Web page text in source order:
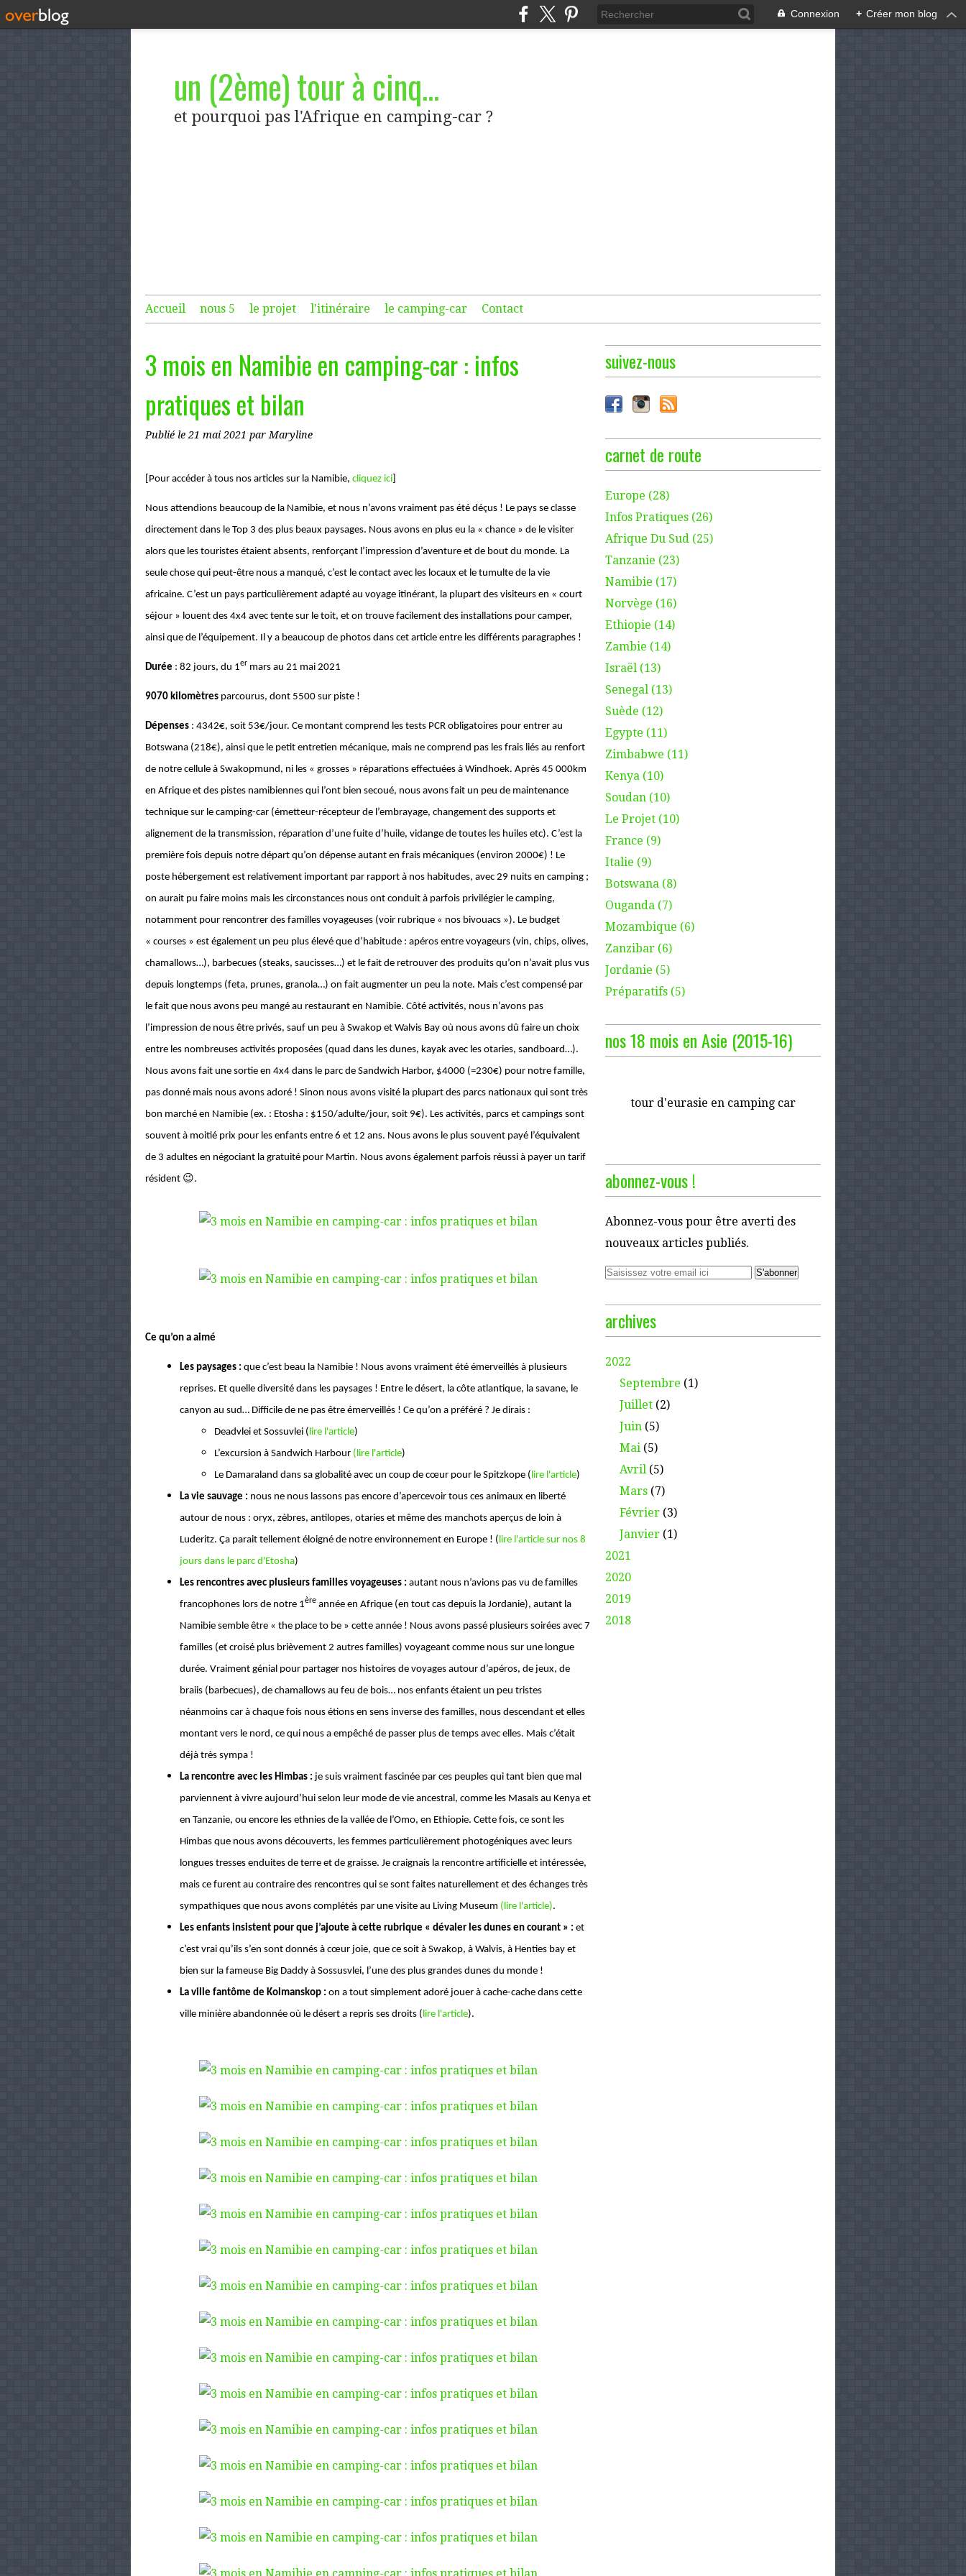
Connexion + Créer mon blog
un (2ème) tour à cinq...
et pourquoi pas l'Afrique en camping-car ?
Accueil nous 5 le projet l'itinéraire le camping-car Contact
3 mois en Namibie en camping-car : infos
pratiques et bilan
Publié le 21 mai 2021 par Maryline
[Pour accéder à tous nos articles sur la Namibie, cliquez ici
Nous attendions beaucoup de la Namibie, et nous n’avons vraiment pas été déçus ! Le pays se classe
directement dans le Top 3 des plus beaux paysages. Nous avons en plus eu la « chance » de le visiter
alors que les touristes étaient absents, renforçant l’impression d’aventure et de bout du monde. La
seule chose qui peut-être nous a manqué, c’est le contact avec les locaux et le tumulte de la vie
africaine. C’est un pays particulièrement adapté au voyage itinérant, la plupart des visiteurs en « court
séjour » louent des 4x4 avec tente sur le toit, et on trouve facilement des installations pour camper,
ainsi que de l’équipement. Il y a beaucoup de photos dans cet article entre les différents paragraphes !
Durée : 82 jours, du 1er mars au 21 mai 2021
9070 kilomètres parcourus, dont 5500 sur piste !
Dépenses : 4342€, soit 53€/jour. Ce montant comprend les tests PCR obligatoires pour entrer au
Botswana (218€), ainsi que le petit entretien mécanique, mais ne comprend pas les frais liés au renfort
de notre cellule à Swakopmund, ni les « grosses » réparations effectuées à Windhoek. Après 45 000km
en Afrique et des pistes namibiennes qui l’ont bien secoué, nous avons fait un peu de maintenance
technique sur le camping-car (émetteur-récepteur de l’embrayage, changement des supports et
alignement de la transmission, réparation d’une fuite d’huile, vidange de toutes les huiles etc). C’est la
première fois depuis notre départ qu’on dépense autant en frais mécaniques (environ 2000€) ! Le
poste hébergement est relativement important par rapport à nos habitudes, avec 29 nuits en camping ;
on aurait pu faire moins mais les circonstances nous ont conduit à parfois privilégier le camping,
notamment pour rencontrer des familles voyageuses (voir rubrique « nos bivouacs »). Le budget
« courses » est également un peu plus élevé que d’habitude : apéros entre voyageurs (vin, chips, olives,
chamallows…), barbecues (steaks, saucisses…) et le fait de retrouver des produits qu’on n’avait plus vus
depuis longtemps (feta, prunes, granola…) on fait augmenter un peu la note. Mais c’est compensé par
le fait que nous avons peu mangé au restaurant en Namibie. Côté activités, nous n’avons pas
l’impression de nous être privés, sauf un peu à Swakop et Walvis Bay où nous avons dû faire un choix
entre les nombreuses activités proposées (quad dans les dunes, kayak avec les otaries, sandboard…).
Nous avons fait une sortie en 4x4 dans le parc de Sandwich Harbor, $4000 (=230€) pour notre famille,
pas donné mais nous avons adoré ! Sinon nous avons visité la plupart des parcs nationaux qui sont très
bon marché en Namibie (ex. : Etosha : $150/adulte/jour, soit 9€). Les activités, parcs et campings sont
souvent à moitié prix pour les enfants entre 6 et 12 ans. Nous avons le plus souvent payé l’équivalent
de 3 adultes en négociant la gratuité pour Martin. Nous avons également parfois réussi à payer un tarif
résident 😉.
Ce qu’on a aimé
Les paysages : que c’est beau la Namibie ! Nous avons vraiment été émerveillés à plusieurs
reprises. Et quelle diversité dans les paysages ! Entre le désert, la côte atlantique, la savane, le
canyon au sud… Difficile de ne pas être émerveillés ! Ce qu’on a préféré ? Je dirais :
Deadvlei et Sossuvlei (lire l'article)
L’excursion à Sandwich Harbour (lire l'article)
Le Damaraland dans sa globalité avec un coup de cœur pour le Spitzkope (lire l'article)
La vie sauvage : nous ne nous lassons pas encore d’apercevoir tous ces animaux en liberté
autour de nous : oryx, zèbres, antilopes, otaries et même des manchots aperçus de loin à
Luderitz. Ça parait tellement éloigné de notre environnement en Europe ! (lire l'article sur nos 8
jours dans le parc d'Etosha)
Les rencontres avec plusieurs familles voyageuses : autant nous n’avions pas vu de familles
francophones lors de notre 1ère année en Afrique (en tout cas depuis la Jordanie), autant la
Namibie semble être « the place to be » cette année ! Nous avons passé plusieurs soirées avec 7
familles (et croisé plus brièvement 2 autres familles) voyageant comme nous sur une longue
durée. Vraiment génial pour partager nos histoires de voyages autour d’apéros, de jeux, de
braiis (barbecues), de chamallows au feu de bois… nos enfants étaient un peu tristes
néanmoins car à chaque fois nous étions en sens inverse des familles, nous descendant et elles
montant vers le nord, ce qui nous a empêché de passer plus de temps avec elles. Mais c’était
déjà très sympa !
La rencontre avec les Himbas : je suis vraiment fascinée par ces peuples qui tant bien que mal
parviennent à vivre aujourd’hui selon leur mode de vie ancestral, comme les Masaïs au Kenya et
en Tanzanie, ou encore les ethnies de la vallée de l’Omo, en Ethiopie. Cette fois, ce sont les
Himbas que nous avons découverts, les femmes particulièrement photogéniques avec leurs
longues tresses enduites de terre et de graisse. Je craignais la rencontre artificielle et intéressée,
mais ce furent au contraire des rencontres qui se sont faites naturellement et des échanges très
sympathiques que nous avons complétés par une visite au Living Museum (lire l'article).
Les enfants insistent pour que j’ajoute à cette rubrique « dévaler les dunes en courant » : et
c’est vrai qu’ils s’en sont donnés à cœur joie, que ce soit à Swakop, à Walvis, à Henties bay et
bien sur la fameuse Big Daddy à Sossusvlei, l’une des plus grandes dunes du monde !
La ville fantôme de Kolmanskop : on a tout simplement adoré jouer à cache-cache dans cette
ville minière abandonnée où le désert a repris ses droits (lire l'article).
suivez-nous
carnet de route
Europe (28)
Infos Pratiques (26)
Afrique Du Sud (25)
Tanzanie (23)
Namibie (17)
Norvège (16)
Ethiopie (14)
Zambie (14)
Israël (13)
Senegal (13)
Suède (12)
Egypte (11)
Zimbabwe (11)
Kenya (10)
Soudan (10)
Le Projet (10)
France (9)
Italie (9)
Botswana (8)
Ouganda (7)
Mozambique (6)
Zanzibar (6)
Jordanie (5)
Préparatifs (5)
nos 18 mois en Asie (2015-16)
tour d'eurasie en camping car
abonnez-vous !
Abonnez-vous pour être averti des
nouveaux articles publiés.
archives
2022
Septembre (1)
Juillet (2)
Juin (5)
Mai (5)
Avril (5)
Mars (7)
Février (3)
Janvier (1)
2021
2020
2019
2018